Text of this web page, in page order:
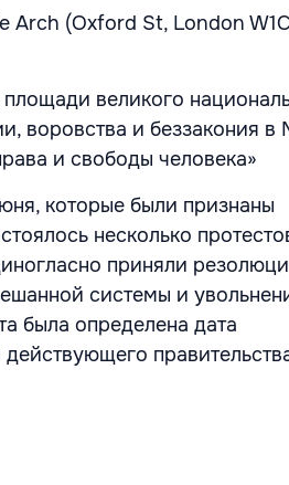
Arch (Oxford St, London
великого
воровства и беззакония в
и свободы человека»
которые были признаны
несколько
приняли
системы и
была определена дата